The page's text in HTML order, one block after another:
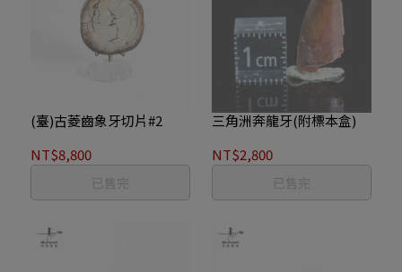
(臺)古菱齒象牙切片#2
NT$8,800
已售完
三角洲奔龍牙(附標本盒)
NT$2,800
已售完